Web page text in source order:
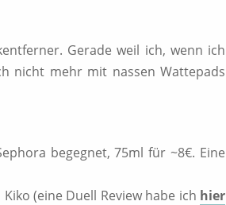
Gerade weil ich, wenn ich
nicht mehr mit nassen Wattepads
begegnet, 75ml für ~8€. Eine
(eine Duell Review habe ich hier